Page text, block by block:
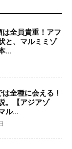
全員貴重！アフ
と、マルミミゾ
...
は全種に会える！
。【アジアゾ
ル...